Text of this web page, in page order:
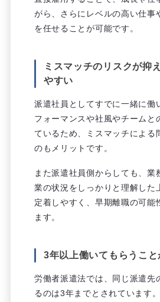
がら、さらにレベルの高い仕事
を任せることが可能です。
ミスマッチのリスクが抑
やすい
派遣社員としてすでに一緒に働
フォーマンスや社風やチームと
ているため、ミスマッチによる
のもメリットです。
また派遣社員側からしても、業
業の状況をしっかりと理解した
定着しやすく、早期離職の可能
ます。
3年以上働いてもらうこと
労働者派遣法では、同じ派遣先
るのは3年までとされています